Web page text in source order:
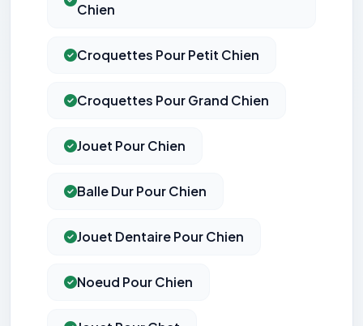
Chien
Croquettes Pour Petit Chien
Croquettes Pour Grand Chien
Jouet Pour Chien
Balle Dur Pour Chien
Jouet Dentaire Pour Chien
Noeud Pour Chien